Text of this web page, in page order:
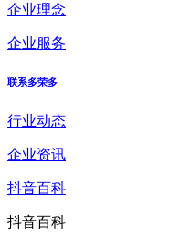
企业理念
企业服务
联系多荣多
行业动态
企业资讯
抖音百科
抖音百科